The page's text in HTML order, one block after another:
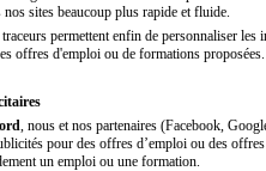
sites beaucoup plus rapide et fluide.
permettent enfin de personnaliser les
offres d'emploi ou de formations proposées.
, nous et nos partenaires (Facebook,
pour des offres d’emploi ou des
un emploi ou une formation.